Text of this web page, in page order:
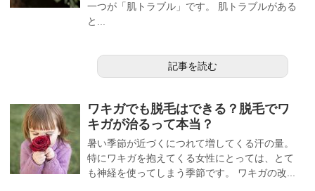
一つが「肌トラブル」です。 肌トラブルがある
と...
記事を読む
ワキガでも脱毛はできる？脱毛でワ
キガが治るって本当？
暑い季節が近づくにつれて増してくる汗の量。
特にワキガを抱えてくる女性にとっては、とて
も神経を使ってしまう季節です。 ワキガの改...